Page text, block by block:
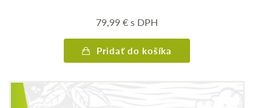
79,99€s DPH
Pridať do košíka